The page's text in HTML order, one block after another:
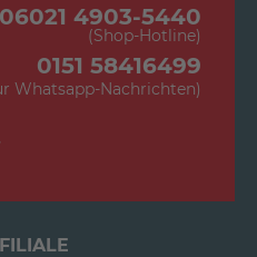
06021 4903-5440
(Shop-Hotline)
0151 58416499
Whatsapp-Nachrichten)